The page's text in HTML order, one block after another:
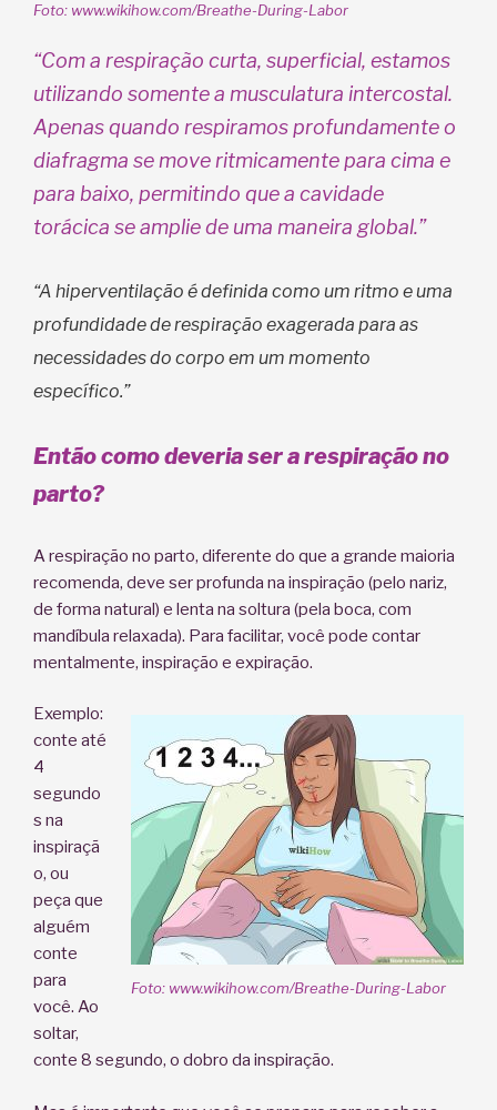
Foto: www.wikihow.com/Breathe-During-Labor
“Com a respiração curta, superficial, estamos
utilizando somente a musculatura intercostal.
Apenas quando respiramos profundamente o
diafragma se move ritmicamente para cima e
para baixo, permitindo que a cavidade
torácica se amplie de uma maneira global.”
“A hiperventilação é definida como um ritmo e uma
profundidade de respiração exagerada para as
necessidades do corpo em um momento
específico.”
Então como deveria ser a respiração no
parto?
A respiração no parto, diferente do que a grande maioria
recomenda, deve ser profunda na inspiração (pelo nariz,
de forma natural) e lenta na soltura (pela boca, com
mandíbula relaxada). Para facilitar, você pode contar
mentalmente, inspiração e expiração.
Foto: www.wikihow.com/Breathe-During-Labor
Exemplo:
conte até
4
segundo
s na
inspiraçã
o, ou
peça que
alguém
conte
para
você. Ao
soltar,
conte 8 segundo, o dobro da inspiração.